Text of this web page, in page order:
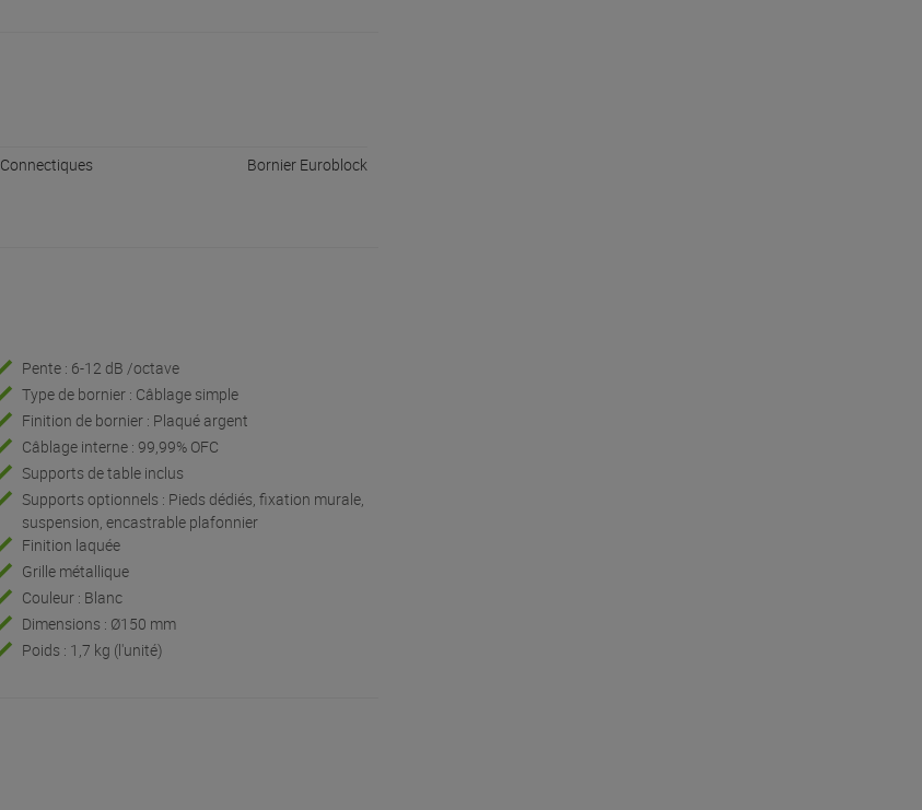
Connectiques Bornier Euroblock
Pente : 6-12 dB /octave
Type de bornier : Câblage simple
Finition de bornier : Plaqué argent
Câblage interne : 99,99% OFC
Supports de table inclus
Supports optionnels : Pieds dédiés, fixation murale,
suspension, encastrable plafonnier
Finition laquée
Grille métallique
Couleur : Blanc
Dimensions : Ø150 mm
Poids : 1,7 kg (l'unité)